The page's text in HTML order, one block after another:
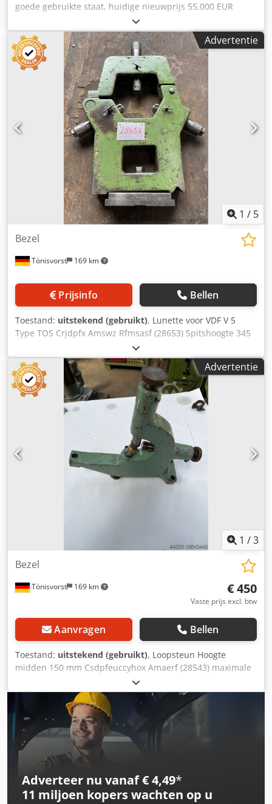
goede gebruikte staat, huidige nieuwprijs 55.000 EUR
Klembereik max.: 400 mm Klembereik min.: 50 mm
Cedpfxjztc Tkj Amaerf Randbreedte: 170 mm Randhoogte:
730 mm
Advertentie
1 / 5
Tönisvorst 169 km
Bezel
Prijsinfo Bellen
Toestand: uitstekend (gebruikt), Lunette voor VDF V 5
Type TOS Crjdpfx Amswz Rfmsasf (28653) Spitshoogte 345
mm Afmetingen, zie afbeelding
Advertentie
1 /3
Tönisvorst 169 km
Bezel
€ 450
Vaste prijs excl. btw
Aanvragen Bellen
Toestand: uitstekend (gebruikt), Loopsteun Hoogte
midden 150 mm Csdpfeuccyhox Amaerf (28543) maximale
asdiameter 110 mm Afmetingen, zie foto gewicht 16 kg
Adverteer nu vanaf € 4,49*
11 miljoen koperswachten op u